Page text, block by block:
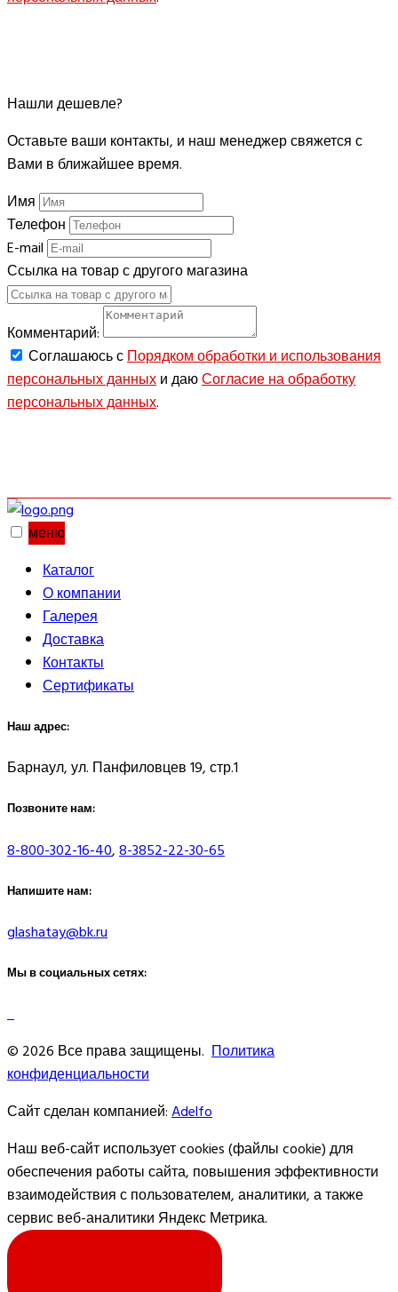
Нашли дешевле?
Оставьте ваши контакты, и наш менеджер свяжется с
Вами в ближайшее время.
Имя
Телефон
E-mail
Ссылка на товар с другого магазина
Комментарий:
Соглашаюсь сПорядком обработки и использования
персональных данныхи даюСогласие на обработку
персональных данных.
меню
Каталог
О компании
Галерея
Доставка
Контакты
Сертификаты
Наш адрес:
Барнаул, ул. Панфиловцев 19, стр.1
Позвоните нам:
8-800-302-16-40,8-3852-22-30-65
Напишите нам:
glashatay@bk.ru
Мы в социальных сетях:
© 2026 Все права защищены. Политика
конфиденциальности
Сайт сделан компанией:Adelfo
Наш веб-сайт использует cookies (файлы cookie) для
обеспечения работы сайта, повышения эффективности
взаимодействия с пользователем, аналитики, а также
сервис веб-аналитики Яндекс Метрика.